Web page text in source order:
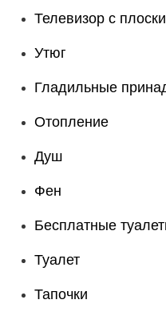
Телевизор с
Утюг
Гладильные
Отопление
Душ
Фен
Бесплатные
Туалет
Тапочки